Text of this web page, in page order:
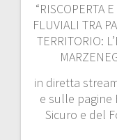
“RISCOPERTA
FLUVIALI TRA
TERRITORIO:
in diretta
e sulle pagine
Sicuro e del